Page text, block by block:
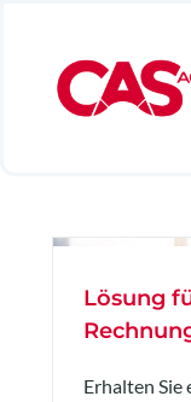
springen
Lösung
Erhalten Sie